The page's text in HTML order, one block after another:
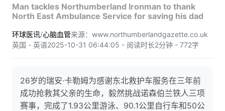
Man tackles Northumberland Ironman to thank
North East Ambulance Service for saving his dad
环球医讯/心脑血管来源：www.northumberlandgazette.co.uk
英国 - 英语2025-10-31 06:44:05 - 阅读时长2分钟 - 772字
26岁的瑞安·卡勒姆为感谢东北救护车服务在三年前
成功抢救其父亲的生命，毅然挑战诺森伯兰铁人三项
赛事，完成了1.93公里游泳、90.1公里自行车和50公